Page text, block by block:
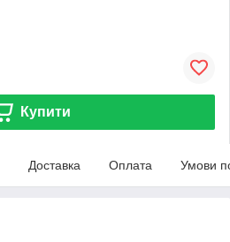
Купити
Доставка Оплата Умови